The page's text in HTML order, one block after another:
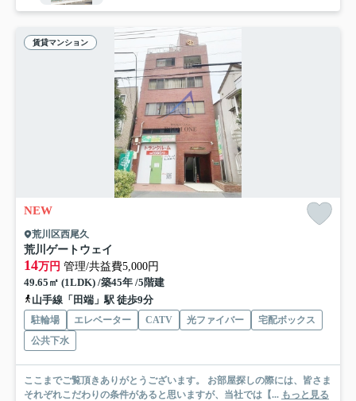
賃貸マンション
NEW
荒川区西尾久
荒川ゲートウェイ
14万円 管理/共益費5,000円
49.65㎡ (1LDK) /築45年 /5階建
山手線「田端」駅 徒歩9分
駐輪場 エレベーター CATV 光ファイバー
宅配ボックス
公共下水
ここまでご覧頂きありがとうございます。 お部屋探しの際には、皆さま
それぞれこだわりの条件があると思いますが、当社では【... もっと見る